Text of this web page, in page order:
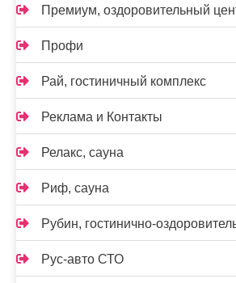
Премиум, оздоровительный
Профи
Рай, гостиничный комплекс
Реклама и Контакты
Релакс, сауна
Риф, сауна
Рубин, гостинично-
Рус-авто СТО